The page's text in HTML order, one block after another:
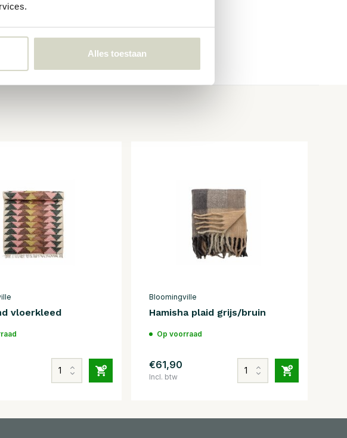
Alles toestaan
vloerkleed
Bloomingville
Hamisha plaid grijs/bruin
Op voorraad
€61,90
Incl. btw